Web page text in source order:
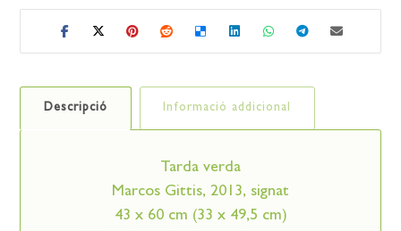
Descripció Informació addicional
Tarda verda
Marcos Gittis, 2013, signat
43 x 60 cm (33 x 49,5 cm)